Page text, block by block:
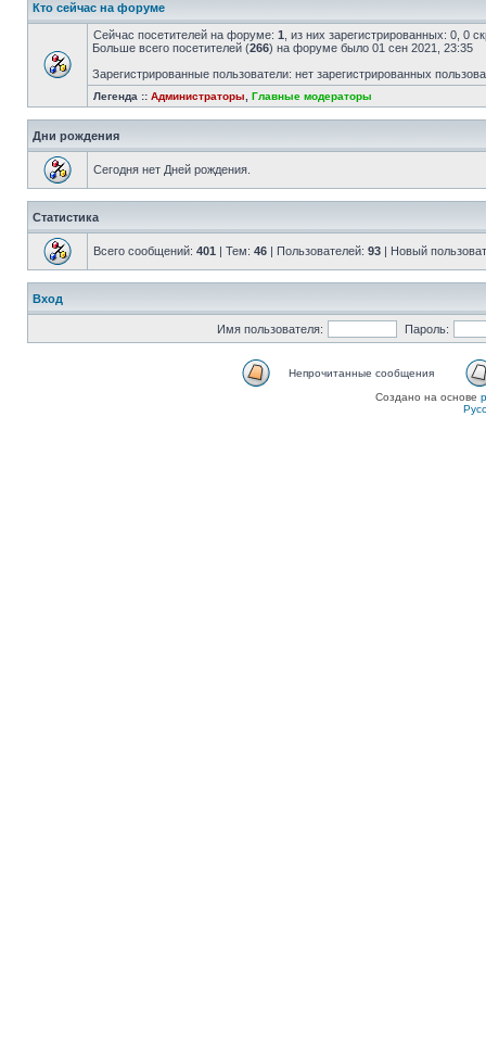
Кто сейчас на форуме
Сейчас посетителей на форуме: 1 , из них зарегистрированных: 0, 0
Больше всего посетителей (266) на форуме было 01 сен 2021, 23:35
Зарегистрированные пользователи: нет зарегистрированных
Легенда :: Администраторы Главные модераторы
Дни рождения
Сегодня нет Дней рождения.
Статистика
Всего сообщений: 401 | Тем: 46 | Пользователей: 93 | Новый
Вход
Имя пользователя: Пароль:
Непрочитанные сообщения
Создано на основе